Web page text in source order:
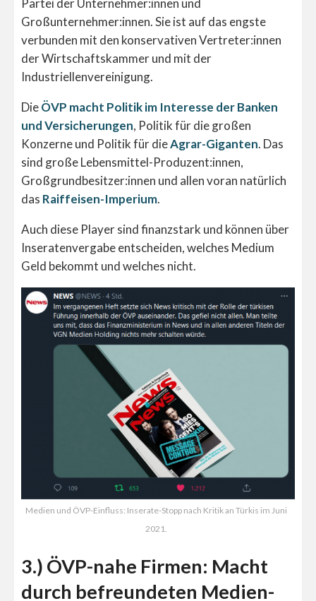
Partei der Unternehmer:innen und
Großunternehmer:innen. Sie ist auf das engste
verbunden mit den konservativen Vertreter:innen
der Wirtschaftskammer und mit der
Industriellenvereinigung.
DieÖVP macht Politik im Interesse der Banken
und Versicherungen, Politik für die großen
Konzerne und Politik für dieAgrar-Giganten. Das
sind große Lebensmittel-Produzent:innen,
Großgrundbesitzer:innen und allen voran natürlich
das Raiffeisen-Imperium.
Auch diese Player sind finanzstark und können über
Inseratenvergabe entscheiden, welches Medium
Geld bekommt und welches nicht.
Medien und ÖVP-Einfluss: Inserate-Stopp nach Kritik an Türkis im Juni
2021.
3.) ÖVP-nahe Firmen: Macht
durch befreundeten Medien-